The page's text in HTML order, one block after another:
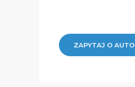
ZAPYTAJ O AUTO